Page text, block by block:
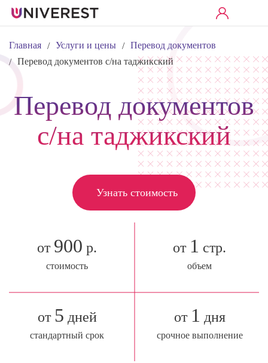
Главная / Услуги и цены / Перевод документов
/ Перевод документов с/на таджикский
Перевод документов
с/на таджикский
Узнать стоимость
от 900 р.
стоимость
от 1 стр.
объем
от 5 дней
стандартный срок
от 1 дня
срочное выполнение